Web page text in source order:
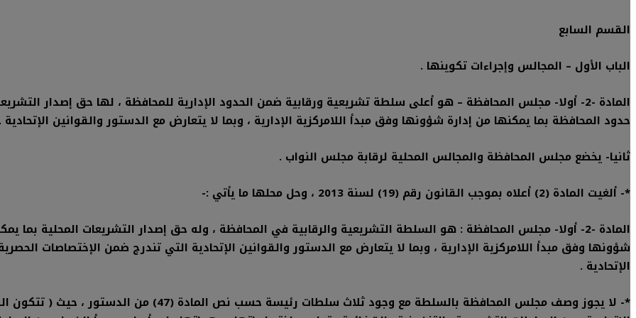
القسم السابع
الباب الأول – المجالس وإجراءات تكوينها .
المادة -2- أولا- مجلس المحافظة – هو أعلى سلطة تشريعية ورقابية ضمن الحدود الإدارية للمحافظة ، لها حق إصدار
حدود المحافظة بما يمكنها من إدارة شؤونها وفق مبدأ اللامركزية الإدارية ، وبما لا يتعارض مع الدستور والقوانين الإتحادية .
ثانيا- يخضع مجلس المحافظة والمجالس المحلية لرقابة مجلس النواب .
*- ألغيت المادة (2) أعلاه بموجب القانون رقم (19) لسنة 2013 ، وحل محلها ما يأتي :-
المادة -2- أولا- مجلس المحافظة : هو السلطة التشريعية والرقابية في المحافظة ، وله حق إصدار التشريعات المحلية بما
شؤونها وفق مبدأ اللامركزية الإدارية ، وبما لا يتعارض مع الدستور والقوانين الإتحادية التي تندرج ضمن الإختصاصات
الإتحادية .
*-
لا يجوز وصف مجلس المحافظة بالسلطة مع وجود ثلاث سلطات رئيسة حسب نص المادة (47) من